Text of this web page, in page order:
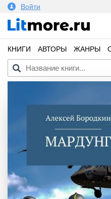
Войти
КНИГИ АВТОРЫ ЖАНРЫ